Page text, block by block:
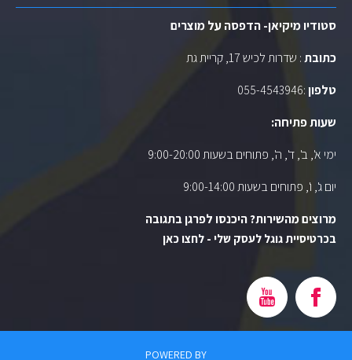
סטודיו מיקיאן- הדפסה על מוצרים
כתובת: שדרות לכיש 17, קריית גת
טלפון:
055-4543946
שעות פתיחה:
ימי א', ב', ד', ה', פתוחים בשעות 9:00-20:00
יום ג', ו', פתוחים בשעות 9:00-14:00
מרוצים מהשירות? היכנסו לפרגן בתגובה
בכרטיסיית גוגל לעסק שלי - לחצו כאן
POWERED BY